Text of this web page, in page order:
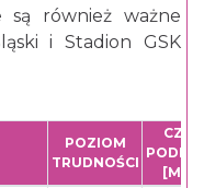
są również ważne
i Stadion GSK
POZIOM
TRUDNOŚCI
CZAS
[MIN]